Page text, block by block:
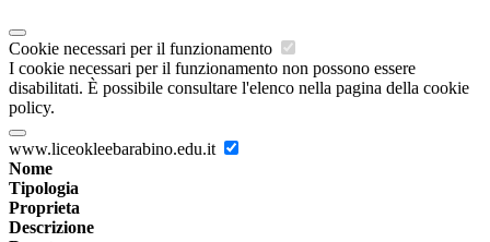
Cookie necessari per il funzionamento
I cookie necessari per il funzionamento non possono essere
disabilitati. È possibile consultare l'elenco nella pagina della cookie
policy.
www.liceokleebarabino.edu.it
Nome
Tipologia
Proprieta
Descrizione